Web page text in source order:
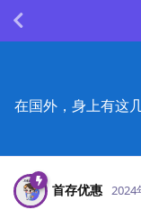
在国外，身上有这
首存优惠 2024